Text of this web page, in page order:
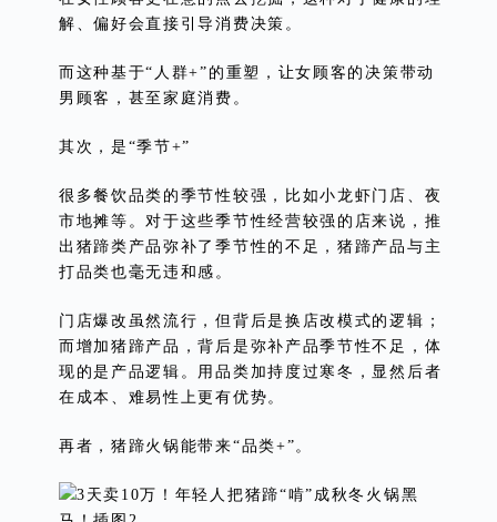
解、偏好会直接引导消费决策。
而这种基于“人群+”的重塑，让女顾客的决策带动
男顾客，甚至家庭消费。
其次，是“季节+”
很多餐饮品类的季节性较强，比如小龙虾门店、夜
市地摊等。对于这些季节性经营较强的店来说，推
出猪蹄类产品弥补了季节性的不足，猪蹄产品与主
打品类也毫无违和感。
门店爆改虽然流行，但背后是换店改模式的逻辑；
而增加猪蹄产品，背后是弥补产品季节性不足，体
现的是产品逻辑。用品类加持度过寒冬，显然后者
在成本、难易性上更有优势。
再者，猪蹄火锅能带来“品类+”。